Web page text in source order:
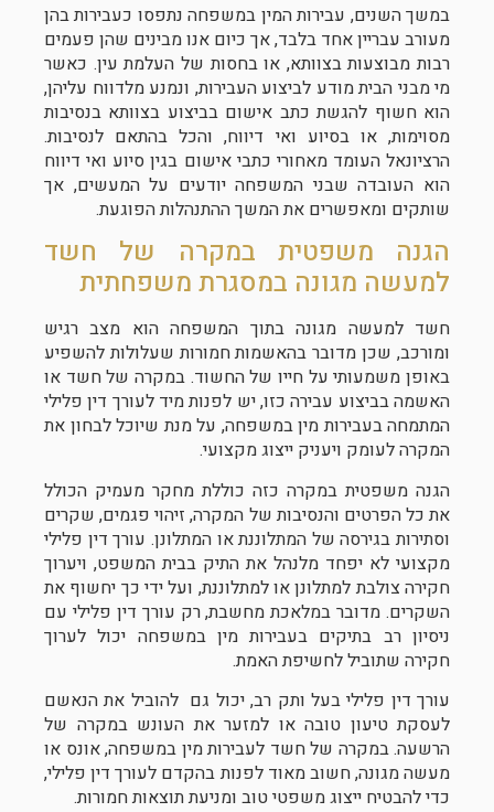
במשך השנים, עבירות המין במשפחה נתפסו כעבירות בהן
מעורב עבריין אחד בלבד, אך כיום אנו מבינים שהן פעמים
רבות מבוצעות בצוותא, או בחסות של העלמת עין. כאשר
מי מבני הבית מודע לביצוע העבירות, ונמנע מלדווח עליהן,
הוא חשוף להגשת כתב אישום בביצוע בצוותא בנסיבות
מסוימות, או בסיוע ואי דיווח, והכל בהתאם לנסיבות.
הרציונאל העומד מאחורי כתבי אישום בגין סיוע ואי דיווח
הוא העובדה שבני המשפחה יודעים על המעשים, אך
שותקים ומאפשרים את המשך ההתנהלות הפוגעת.
הגנה משפטית במקרה של חשד
למעשה מגונה במסגרת משפחתית
חשד למעשה מגונה בתוך המשפחה הוא מצב רגיש
ומורכב, שכן מדובר בהאשמות חמורות שעלולות להשפיע
באופן משמעותי על חייו של החשוד. במקרה של חשד או
האשמה בביצוע עבירה כזו, יש לפנות מיד לעורך דין פלילי
המתמחה בעבירות מין במשפחה, על מנת שיוכל לבחון את
המקרה לעומק ויעניק ייצוג מקצועי.
הגנה משפטית במקרה כזה כוללת מחקר מעמיק הכולל
את כל הפרטים והנסיבות של המקרה, זיהוי פגמים, שקרים
וסתירות בגירסה של המתלוננת או המתלונן. עורך דין פלילי
מקצועי לא יפחד מלנהל את התיק בבית המשפט, ויערוך
חקירה צולבת למתלונן או למתלוננת, ועל ידי כך יחשוף את
השקרים. מדובר במלאכת מחשבת, רק עורך דין פלילי עם
ניסיון רב בתיקים בעבירות מין במשפחה יכול לערוך
חקירה שתוביל לחשיפת האמת.
עורך דין פלילי בעל ותק רב, יכול גם להוביל את הנאשם
לעסקת טיעון טובה או למזער את העונש במקרה של
הרשעה. במקרה של חשד לעבירות מין במשפחה, אונס או
מעשה מגונה, חשוב מאוד לפנות בהקדם לעורך דין פלילי,
כדי להבטיח ייצוג משפטי טוב ומניעת תוצאות חמורות.